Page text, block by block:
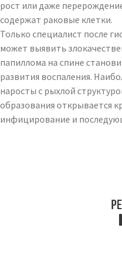
рост или даже
содержат раковые клетки.
Только специалист после
может выявить
папиллома на спине
развития воспаления.
наросты с рыхлой
образования открывается
инфицирование и